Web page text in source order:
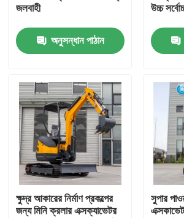
আমাদের সাথে যোগাযোগ করুন
খবর
উদ্ধৃতির জন্য আবেদন
হাইটপ মিনি এক্সকাভেটর
ছোট হাইড্রোলিক খননকারী
জলবাহী
অনুসন্ধান পাঠান
উচ্চ
ক্ষুদ্র আকারের নির্মাণ প্রকল্পের
জন্য মিনি ক্রলার এক্সক্যাভেটর
সুপার